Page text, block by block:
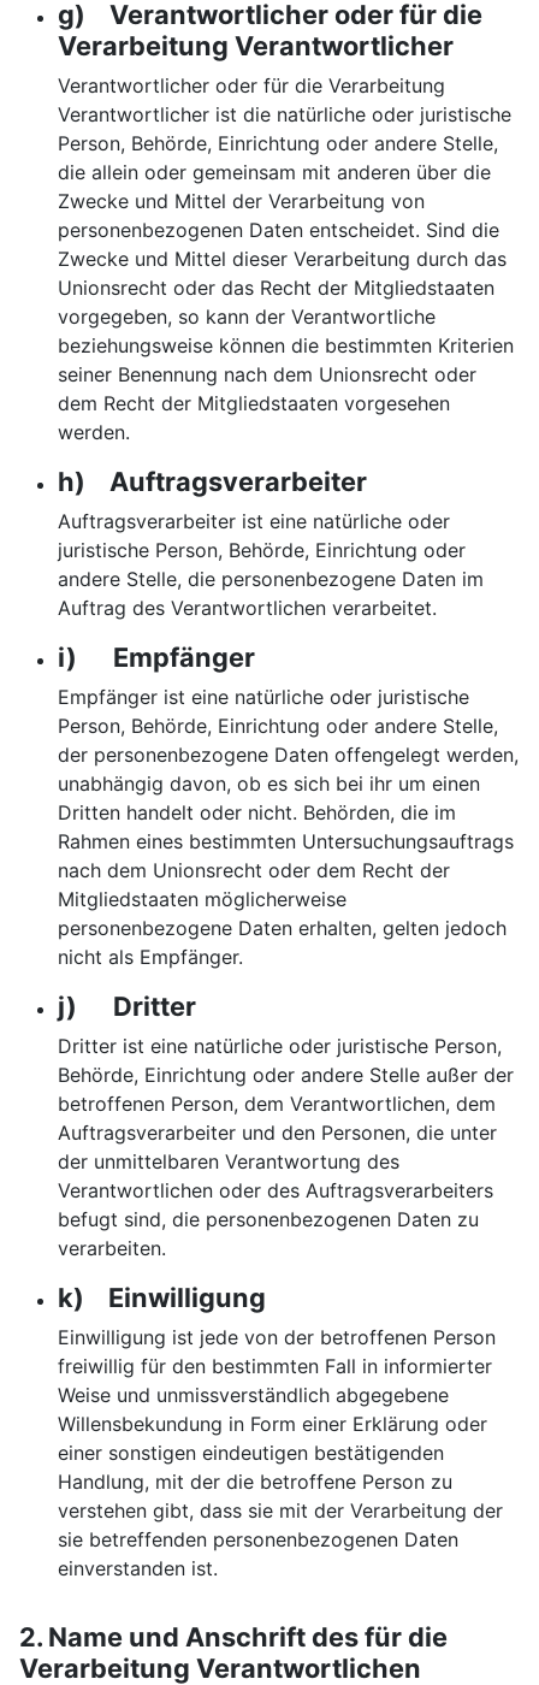
g) Verantwortlicher oder für die
Verarbeitung Verantwortlicher
Verantwortlicher oder für die Verarbeitung
Verantwortlicher ist die natürliche oder juristische
Person, Behörde, Einrichtung oder andere Stelle,
die allein oder gemeinsam mit anderen über die
Zwecke und Mittel der Verarbeitung von
personenbezogenen Daten entscheidet. Sind die
Zwecke und Mittel dieser Verarbeitung durch das
Unionsrecht oder das Recht der Mitgliedstaaten
vorgegeben, so kann der Verantwortliche
beziehungsweise können die bestimmten Kriterien
seiner Benennung nach dem Unionsrecht oder
dem Recht der Mitgliedstaaten vorgesehen
werden.
h) Auftragsverarbeiter
Auftragsverarbeiter ist eine natürliche oder
juristische Person, Behörde, Einrichtung oder
andere Stelle, die personenbezogene Daten im
Auftrag des Verantwortlichen verarbeitet.
i) Empfänger
Empfänger ist eine natürliche oder juristische
Person, Behörde, Einrichtung oder andere Stelle,
der personenbezogene Daten offengelegt werden,
unabhängig davon, ob es sich bei ihr um einen
Dritten handelt oder nicht. Behörden, die im
Rahmen eines bestimmten Untersuchungsauftrags
nach dem Unionsrecht oder dem Recht der
Mitgliedstaaten möglicherweise
personenbezogene Daten erhalten, gelten jedoch
nicht als Empfänger.
j) Dritter
Dritter ist eine natürliche oder juristische Person,
Behörde, Einrichtung oder andere Stelle außer der
betroffenen Person, dem Verantwortlichen, dem
Auftragsverarbeiter und den Personen, die unter
der unmittelbaren Verantwortung des
Verantwortlichen oder des Auftragsverarbeiters
befugt sind, die personenbezogenen Daten zu
verarbeiten.
k) Einwilligung
Einwilligung ist jede von der betroffenen Person
freiwillig für den bestimmten Fall in informierter
Weise und unmissverständlich abgegebene
Willensbekundung in Form einer Erklärung oder
einer sonstigen eindeutigen bestätigenden
Handlung, mit der die betroffene Person zu
verstehen gibt, dass sie mit der Verarbeitung der
sie betreffenden personenbezogenen Daten
einverstanden ist.
2. Name und Anschrift des für die
Verarbeitung Verantwortlichen